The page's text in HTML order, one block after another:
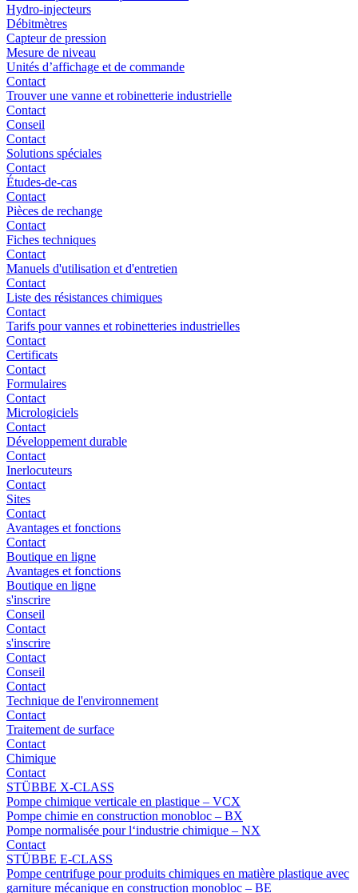
Hydro-injecteurs
Débitmètres
Capteur de pression
Mesure de niveau
Unités d’affichage et de commande
Contact
Trouver une vanne et robinetterie industrielle
Contact
Conseil
Contact
Solutions spéciales
Contact
Études-de-cas
Contact
Pièces de rechange
Contact
Fiches techniques
Contact
Manuels d'utilisation et d'entretien
Contact
Liste des résistances chimiques
Contact
Tarifs pour vannes et robinetteries industrielles
Contact
Certificats
Contact
Formulaires
Contact
Micrologiciels
Contact
Développement durable
Contact
Inerlocuteurs
Contact
Sites
Contact
Avantages et fonctions
Contact
Boutique en ligne
Avantages et fonctions
Boutique en ligne
s'inscrire
Conseil
Contact
s'inscrire
Contact
Conseil
Contact
Technique de l'environnement
Contact
Traitement de surface
Contact
Chimique
Contact
STÜBBE X-CLASS
Pompe chimique verticale en plastique – VCX
Pompe chimie en construction monobloc – BX
Pompe normalisée pour l‘industrie chimique – NX
Contact
STÜBBE E-CLASS
Pompe centrifuge pour produits chimiques en matière plastique avec
garniture mécanique en construction monobloc – BE